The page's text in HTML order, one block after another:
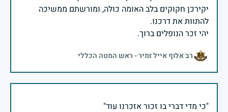
יקירכן חקוקים בלב האומה כולה, ומורשתם ממשיכה
יהי זכר הנופלים ברוך.
רב אלוף אייל זמיר - ראש המטה הכללי